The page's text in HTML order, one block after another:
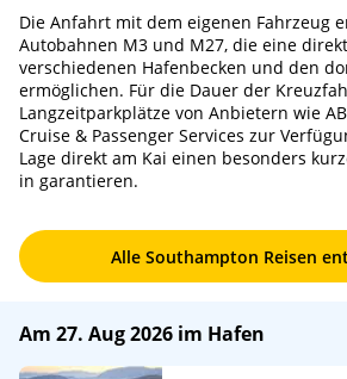
Die Anfahrt mit dem eigenen Fahrzeug
Autobahnen M3 und M27, die eine
verschiedenen Hafenbecken und den
ermöglichen. Für die Dauer der
Langzeitparkplätze von Anbietern wie
Cruise & Passenger Services zur
Lage direkt am Kai einen besonders
in garantieren.
Alle Southampton Reisen
Am 27. Aug 2026 im Hafen